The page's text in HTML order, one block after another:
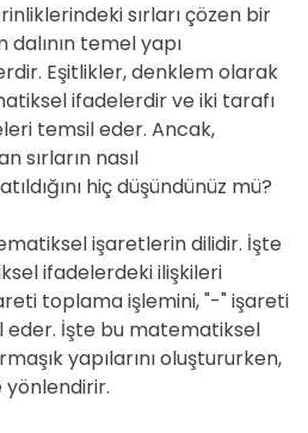
sırları çözen bir
temel yapı
Eşitlikler, denklem olarak
ifadelerdir ve iki tarafı
temsil eder. Ancak,
sırların nasıl
hiç düşündünüz mü?
işaretlerin dilidir. İşte
ifadelerdeki ilişkileri
toplama işlemini, "-" işareti
eder. İşte bu matematiksel
yapılarını oluştururken,